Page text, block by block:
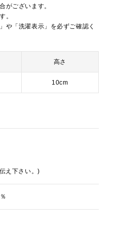
がございます。
。
や「洗濯表示」を必ずご確認く
高さ
10cm
え下さい。)